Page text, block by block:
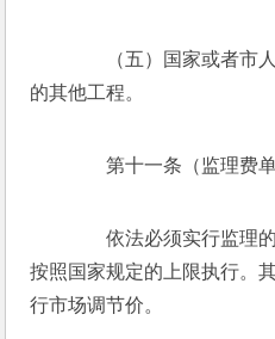
（五）国家或者市人
的其他工程。
第十一条（监理费单
依法必须实行监理的
按照国家规定的上限执行。
行市场调节价。